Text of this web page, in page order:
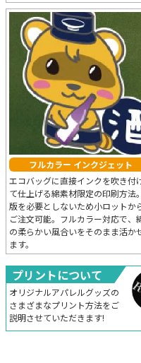
フルカラー インクジェット
エコバッグに直接インクを吹き付
て仕上げる綿素材限定の印刷方法。
版を必要としないため小ロットか
ご注文可能。フルカラー対応で、
の柔らかい風合いをそのまま活か
ます。
プリントについて
オリジナルアパレルグッズの
さまざまなプリント方法をご
説明させていただきます!